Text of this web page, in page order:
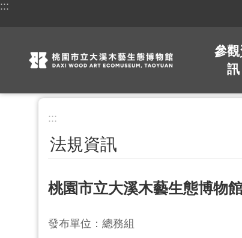
跳到主要內容區塊
:::
參
訊
:::
法規資訊
桃園市立大溪木藝生態博物
發布單位：總務組